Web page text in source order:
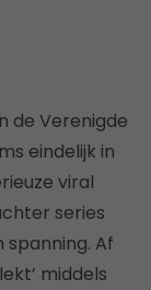
de Verenigde
eindelijk in
viral
series
spanning. Af
middels